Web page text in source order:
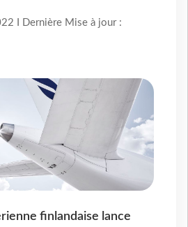
I Dernière Mise à jour :
finlandaise lance